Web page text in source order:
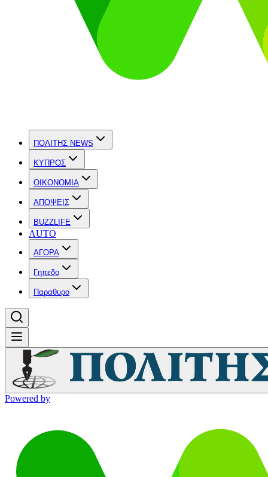
ΠΟΛΙΤΗΣ NEWS
ΚΥΠΡΟΣ
OIKONOMIA
ΑΠΟΨΕΙΣ
BUZZLIFE
AUTO
ΑΓΟΡΑ
Γηπεδο
Παραθυρο
Powered by